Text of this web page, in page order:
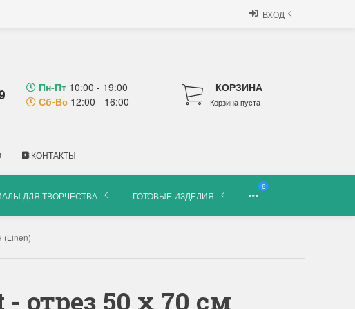
ВХОД
Пн-Пт 10:00 - 19:00
Сб-Вс 12:00 - 16:00
КОРЗИНА
Корзина пуста
КОНТАКТЫ
ДЛЯ ТВОРЧЕСТВА ГОТОВЫЕ ИЗДЕЛИЯ
6
(Linen)
отрез 50 x 70 см